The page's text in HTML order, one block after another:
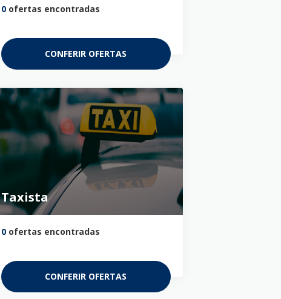
0ofertas encontradas
CONFERIR OFERTAS
Taxista
0ofertas encontradas
CONFERIR OFERTAS